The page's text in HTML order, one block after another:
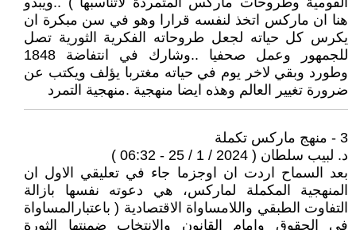
هنا ان ماركس اتخذ لنفسه قرارا وهو في سن مبكرة ان
يكرس كل حياته لجعل طروحاته الفكرية الثورية تصل
للجمهور وعمل صحفيا ..وشارك في انتفاضة 1848
وطورد وبقي لاخر يوم في حياته مغتربا يؤلف ويكتب عن
ضرورة تغيير العالم وهذه ايضا منهجية .منهجية التمرد
3 - منهج ماركس تكملة
د. لبيب سلطان ( 2024 / 1 / 25 - 06:32 )
بعد السماح اردت ان اوجزما جاء في تعليقي الاول ان
المنهجية المكملة لماركس، هي دعوته نفسها بازالة
التفاوت الطبقي واللامساواة الاقتصادية ( باعتبارالمساواة
في الحقوق وامام القانون والانتخاب ضمنتها الثورة